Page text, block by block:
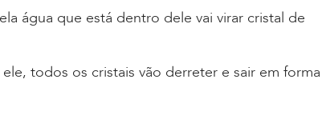
água que está dentro dele vai virar cristal de
todos os cristais vão derreter e sair em forma